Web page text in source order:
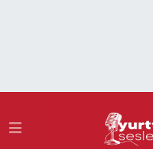
Namaz Vakitleri